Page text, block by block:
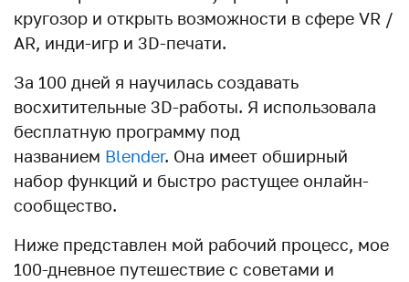
кругозор и открыть возможности в сфере VR /
AR, инди-игр и 3D-печати.
За 100 дней я научилась создавать
восхитительные 3D-работы. Я использовала
бесплатную программу под
названием Blender. Она имеет обширный
набор функций и быстро растущее онлайн-
сообщество.
Ниже представлен мой рабочий процесс, мое
100-дневное путешествие с советами и